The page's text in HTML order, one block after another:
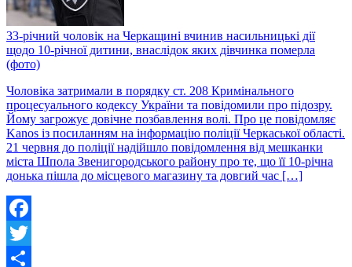
33-річний чоловік на Черкащині вчинив насильницькі дії
щодо 10-річної дитини, внаслідок яких дівчинка померла
(фото)
Чоловіка затримали в порядку ст. 208 Кримінального
процесуального кодексу України та повідомили про підозру.
Йому загрожує довічне позбавлення волі. Про це повідомляє
Kanos із посиланням на інформацію поліції Черкаської області.
21 червня до поліції надійшло повідомлення від мешканки
міста Шпола Звенигородського району про те, що її 10-річна
донька пішла до місцевого магазину та довгий час […]
Facebook
Twitter